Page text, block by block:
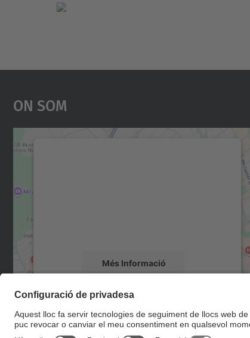
On Som
Més Informació
Accepta
powered byUsercentrics Consent
Management Platform